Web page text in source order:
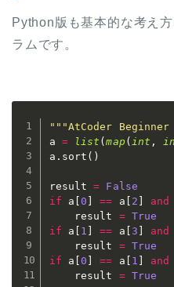
Python版も基本的な考え
ラムです。
"""AtCoder
a = list (map ( int ,
a . sort ( )
result = False
if a [0 ] == a [ 2 ] and
    result
= True
if a [ 1 ] == a [3 ] and
    result
= True
if a [0 ] == a [ 1 ] and
    result
= True